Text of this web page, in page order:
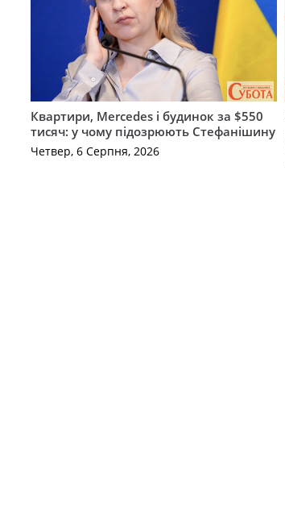
Квартири, Mercedes і будинок за $550
тисяч: у чому підозрюють Стефанішину
Четвер, 6 Серпня, 2026